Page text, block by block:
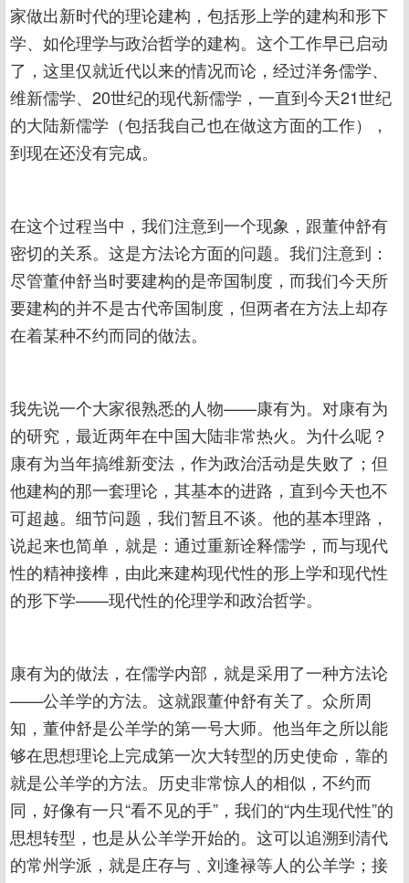
家做出新时代的理论建构，包括形上学的建构和形下
学、如伦理学与政治哲学的建构。这个工作早已启动
了，这里仅就近代以来的情况而论，经过洋务儒学、
维新儒学、20世纪的现代新儒学，一直到今天21世纪
的大陆新儒学（包括我自己也在做这方面的工作），
到现在还没有完成。
在这个过程当中，我们注意到一个现象，跟董仲舒有
密切的关系。这是方法论方面的问题。我们注意到：
尽管董仲舒当时要建构的是帝国制度，而我们今天所
要建构的并不是古代帝国制度，但两者在方法上却存
在着某种不约而同的做法。
我先说一个大家很熟悉的人物——康有为。对康有为
的研究，最近两年在中国大陆非常热火。为什么呢？
康有为当年搞维新变法，作为政治活动是失败了；但
他建构的那一套理论，其基本的进路，直到今天也不
可超越。细节问题，我们暂且不谈。他的基本理路，
说起来也简单，就是：通过重新诠释儒学，而与现代
性的精神接榫，由此来建构现代性的形上学和现代性
的形下学——现代性的伦理学和政治哲学。
康有为的做法，在儒学内部，就是采用了一种方法论
——公羊学的方法。这就跟董仲舒有关了。众所周
知，董仲舒是公羊学的第一号大师。他当年之所以能
够在思想理论上完成第一次大转型的历史使命，靠的
就是公羊学的方法。历史非常惊人的相似，不约而
同，好像有一只“看不见的手”，我们的“内生现代性”的
思想转型，也是从公羊学开始的。这可以追溯到清代
的常州学派，就是庄存与﹑刘逢禄等人的公羊学；接